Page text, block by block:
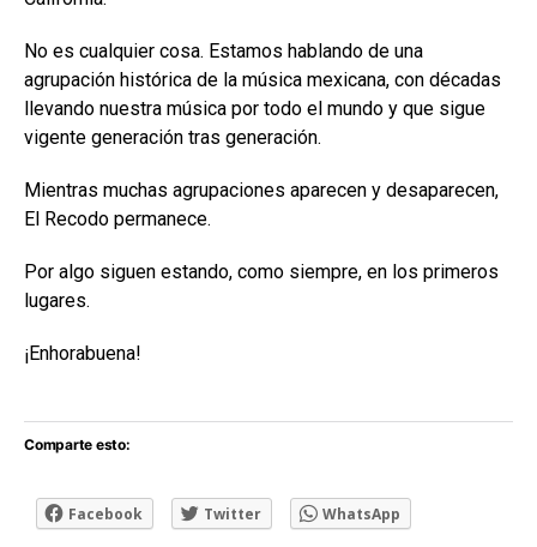
No es cualquier cosa. Estamos hablando de una
agrupación histórica de la música mexicana, con décadas
llevando nuestra música por todo el mundo y que sigue
vigente generación tras generación.
Mientras muchas agrupaciones aparecen y desaparecen,
El Recodo permanece.
Por algo siguen estando, como siempre, en los primeros
lugares.
¡Enhorabuena!
Comparte esto:
Facebook Twitter WhatsApp